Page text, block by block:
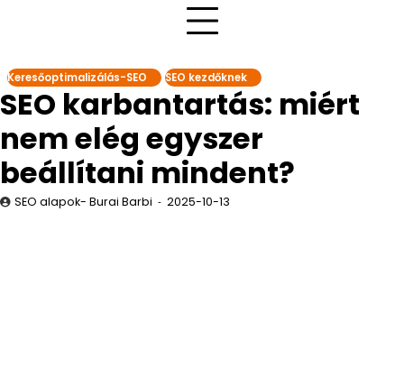
Keresőoptimalizálás-SEO SEO kezdőknek
SEO karbantartás: miért
nem elég egyszer
beállítani mindent?
SEO alapok- Burai Barbi 2025-10-13